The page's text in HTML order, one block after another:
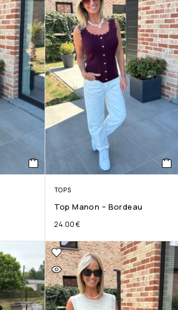
TOPS
Top Manon – Bordeau
24.00€